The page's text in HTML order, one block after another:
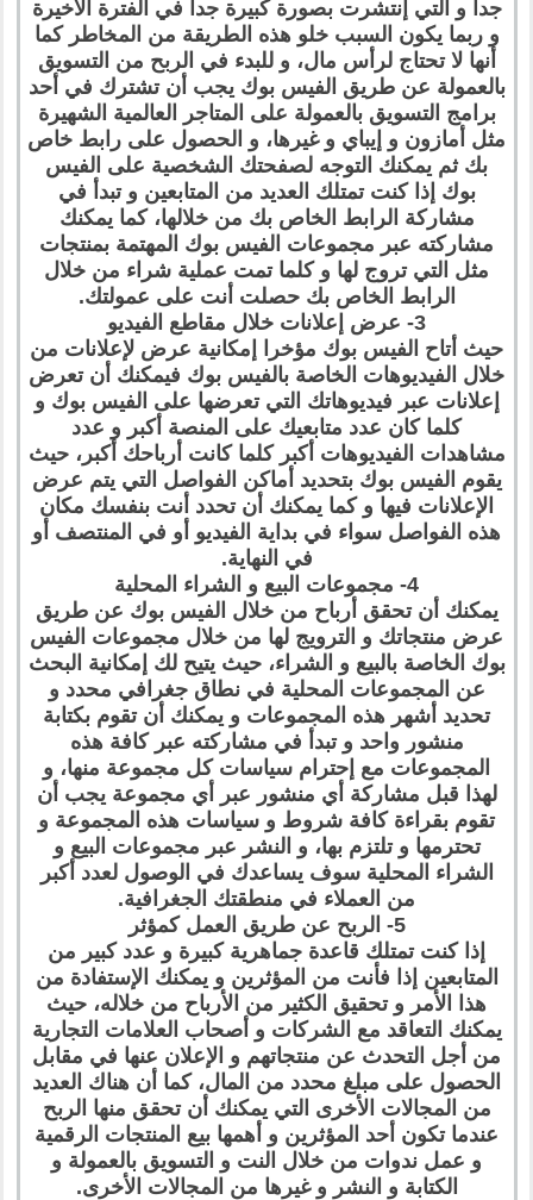
جدا و التي إنتشرت بصورة كبيرة جدا في الفترة الأخيرة
و ربما يكون السبب خلو هذه الطريقة من المخاطر كما
أنها لا تحتاج لرأس مال، و للبدء في الربح من التسويق
بالعمولة عن طريق الفيس بوك يجب أن تشترك في أحد
برامج التسويق بالعمولة على المتاجر العالمية الشهيرة
مثل أمازون و إيباي و غيرها، و الحصول على رابط خاص
بك ثم يمكنك التوجه لصفحتك الشخصية على الفيس
بوك إذا كنت تمتلك العديد من المتابعين و تبدأ في
مشاركة الرابط الخاص بك من خلالها، كما يمكنك
مشاركته عبر مجموعات الفيس بوك المهتمة بمنتجات
مثل التي تروج لها و كلما تمت عملية شراء من خلال
الرابط الخاص بك حصلت أنت على عمولتك.
3- عرض إعلانات خلال مقاطع الفيديو
حيث أتاح الفيس بوك مؤخرا إمكانية عرض لإعلانات من
خلال الفيديوهات الخاصة بالفيس بوك فيمكنك أن تعرض
إعلانات عبر فيديوهاتك التي تعرضها على الفيس بوك و
كلما كان عدد متابعيك على المنصة أكبر و عدد
مشاهدات الفيديوهات أكبر كلما كانت أرباحك أكبر، حيث
يقوم الفيس بوك بتحديد أماكن الفواصل التي يتم عرض
الإعلانات فيها و كما يمكنك أن تحدد أنت بنفسك مكان
هذه الفواصل سواء في بداية الفيديو أو في المنتصف أو
في النهاية.
4- مجموعات البيع و الشراء المحلية
يمكنك أن تحقق أرباح من خلال الفيس بوك عن طريق
عرض منتجاتك و الترويج لها من خلال مجموعات الفيس
بوك الخاصة بالبيع و الشراء، حيث يتيح لك إمكانية البحث
عن المجموعات المحلية في نطاق جغرافي محدد و
تحديد أشهر هذه المجموعات و يمكنك أن تقوم بكتابة
منشور واحد و تبدأ في مشاركته عبر كافة هذه
المجموعات مع إحترام سياسات كل مجموعة منها، و
لهذا قبل مشاركة أي منشور عبر أي مجموعة يجب أن
تقوم بقراءة كافة شروط و سياسات هذه المجموعة و
تحترمها و تلتزم بها، و النشر عبر مجموعات البيع و
الشراء المحلية سوف يساعدك في الوصول لعدد أكبر
من العملاء في منطقتك الجغرافية.
5- الربح عن طريق العمل كمؤثر
إذا كنت تمتلك قاعدة جماهرية كبيرة و عدد كبير من
المتابعين إذا فأنت من المؤثرين و يمكنك الإستفادة من
هذا الأمر و تحقيق الكثير من الأرباح من خلاله، حيث
يمكنك التعاقد مع الشركات و أصحاب العلامات التجارية
من أجل التحدث عن منتجاتهم و الإعلان عنها في مقابل
الحصول على مبلغ محدد من المال، كما أن هناك العديد
من المجالات الأخرى التي يمكنك أن تحقق منها الربح
عندما تكون أحد المؤثرين و أهمها بيع المنتجات الرقمية
و عمل ندوات من خلال النت و التسويق بالعمولة و
الكتابة و النشر و غيرها من المجالات الأخرى.